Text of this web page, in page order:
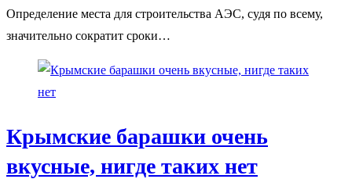
Определение места для строительства АЭС, судя по всему,
значительно сократит сроки…
Крымские барашки очень
вкусные, нигде таких нет